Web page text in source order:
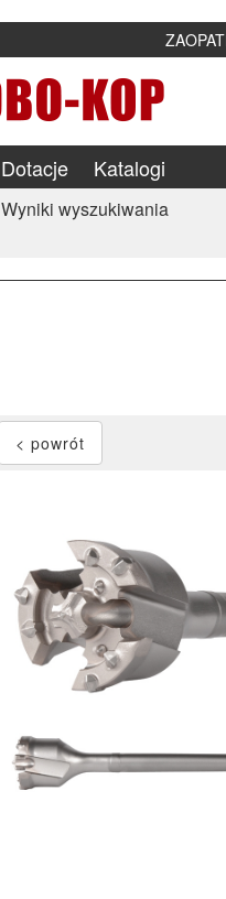
Dotacje Katalogi
Wyniki wyszukiwania